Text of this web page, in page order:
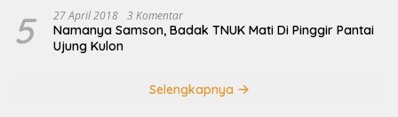
5 27 April 2018 3 Komentar
Namanya Samson, Badak TNUK Mati Di Pinggir Pantai
Ujung Kulon
Selengkapnya